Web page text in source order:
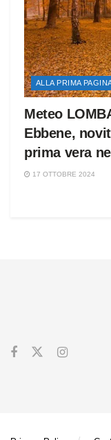
ALLA PRIMA
Meteo
Ebbene,
prima vera
17 OTTOBRE 2024